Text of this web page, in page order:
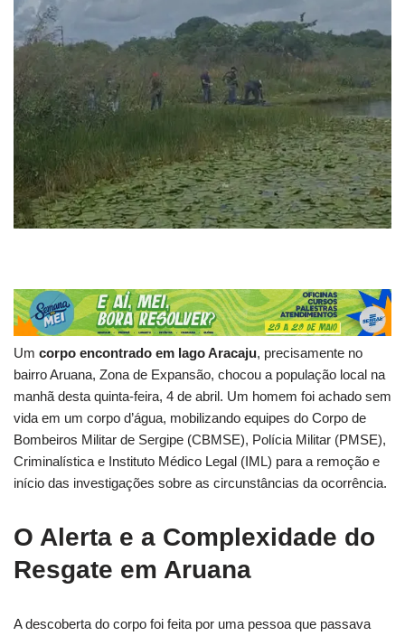
Um corpo encontrado em lago Aracaju, precisamente no
bairro Aruana, Zona de Expansão, chocou a população local na
manhã desta quinta-feira, 4 de abril. Um homem foi achado sem
vida em um corpo d’água, mobilizando equipes do Corpo de
Bombeiros Militar de Sergipe (CBMSE), Polícia Militar (PMSE),
Criminalística e Instituto Médico Legal (IML) para a remoção e
início das investigações sobre as circunstâncias da ocorrência.
O Alerta e a Complexidade do
Resgate em Aruana
A descoberta do corpo foi feita por uma pessoa que passava